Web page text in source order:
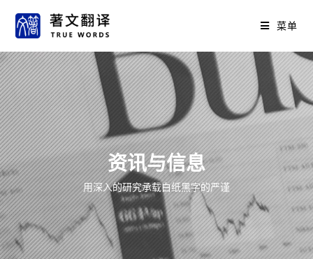
菜单
资讯与信息
用深入的研究承载白纸黑字的严谨